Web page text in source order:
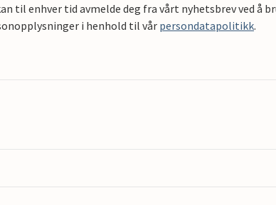
til enhver tid avmelde deg fra vårt nyhetsbrev ved å
i henhold til vår persondatapolitikk.